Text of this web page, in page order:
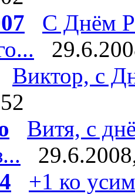
С Днём
Виктор, с
Витя, с
+1 ко усим